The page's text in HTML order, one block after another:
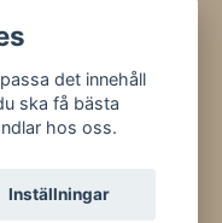
det innehåll
ska få bästa
hos oss.
Inställningar